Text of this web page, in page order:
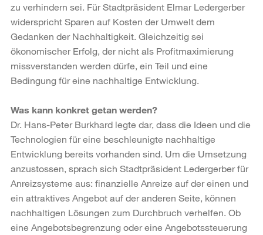
zu verhindern sei. Für Stadtpräsident Elmar Ledergerber
widerspricht Sparen auf Kosten der Umwelt dem
Gedanken der Nachhaltigkeit. Gleichzeitig sei
ökonomischer Erfolg, der nicht als Profitmaximierung
missverstanden werden dürfe, ein Teil und eine
Bedingung für eine nachhaltige Entwicklung.
Was kann konkret getan werden?
Dr. Hans-Peter Burkhard legte dar, dass die Ideen und die
Technologien für eine beschleunigte nachhaltige
Entwicklung bereits vorhanden sind. Um die Umsetzung
anzustossen, sprach sich Stadtpräsident Ledergerber für
Anreizsysteme aus: finanzielle Anreize auf der einen und
ein attraktives Angebot auf der anderen Seite, können
nachhaltigen Lösungen zum Durchbruch verhelfen. Ob
eine Angebotsbegrenzung oder eine Angebotssteuerung